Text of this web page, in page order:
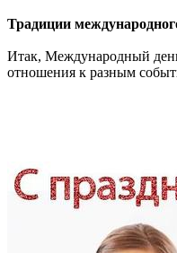
Традиции
Итак, Международный
отношения к разным